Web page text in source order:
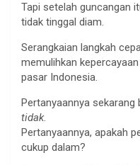
Tapi setelah guncangan
tidak tinggal diam.
Serangkaian langkah
memulihkan
pasar Indonesia.
Pertanyaannya sekarang
tidak.
Pertanyaannya, apakah
cukup dalam?